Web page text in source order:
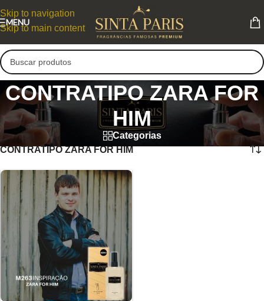
Skip to navigation
Skip to main content
MENU
CONTRATIPO ZARA FOR
HIM
Categorias
CONTRATIPO ZARA FOR HIM